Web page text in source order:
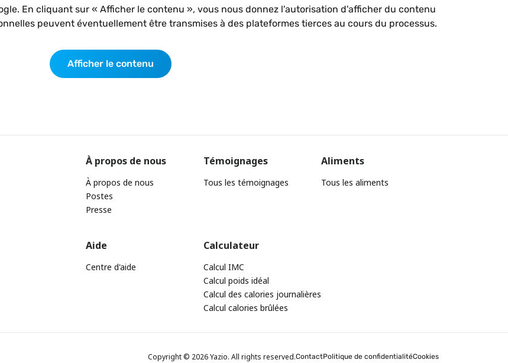
En cliquant sur « Afficher le contenu », vous nous donnez l'autorisation d'afficher du contenu
peuvent éventuellement être transmises à des plateformes tierces au cours du processus.
Afficher le contenu
À propos de nous
À propos de nous
Postes
Presse
Témoignages
Tous les témoignages
Aliments
Tous les aliments
Aide
Centre d'aide
Calculateur
Calcul IMC
Calcul poids idéal
Calcul des calories journalières
Calcul calories brûlées
Copyright © 2026 Yazio. All rights reserved.ContactPolitique de confidentialitéCookies